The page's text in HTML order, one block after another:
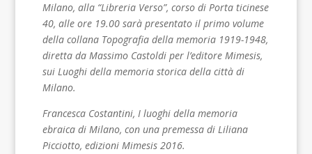
Milano, alla “Libreria Verso”, corso di Porta ticinese
40, alle ore 19.00 sarà presentato il primo volume
della collana Topografia della memoria 1919-1948,
diretta da Massimo Castoldi per l’editore Mimesis,
sui Luoghi della memoria storica della città di
Milano.
Francesca Costantini, I luoghi della memoria
ebraica di Milano, con una premessa di Liliana
Picciotto, edizioni Mimesis 2016.